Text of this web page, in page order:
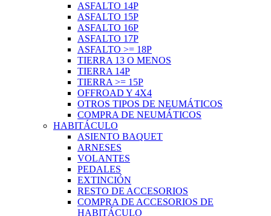
ASFALTO 14P
ASFALTO 15P
ASFALTO 16P
ASFALTO 17P
ASFALTO >= 18P
TIERRA 13 O MENOS
TIERRA 14P
TIERRA >= 15P
OFFROAD Y 4X4
OTROS TIPOS DE NEUMÁTICOS
COMPRA DE NEUMÁTICOS
HABITÁCULO
ASIENTO BAQUET
ARNESES
VOLANTES
PEDALES
EXTINCIÓN
RESTO DE ACCESORIOS
COMPRA DE ACCESORIOS DE
HABITÁCULO